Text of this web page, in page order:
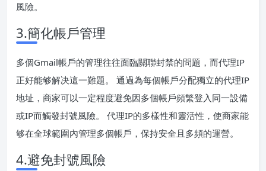
風險。
3.簡化帳戶管理
多個Gmail帳戶的管理往往面臨關聯封禁的問題，而代理IP
正好能够解决這一難題。 通過為每個帳戶分配獨立的代理IP
地址，商家可以一定程度避免因多個帳戶頻繁登入同一設備
或IP而觸發封號風險。 代理IP的多樣性和靈活性，使商家能
够在全球範圍內管理多個帳戶，保持安全且多頻的運營。
4.避免封號風險